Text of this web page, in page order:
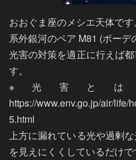
おおぐま座のメシエ天体です。
系外銀河のペア M81 (ボーデ
光害の対策を適正に行えば
す。
※光害とは
https://www.env.go.jp/air/life/
5.html
上方に漏れている光や過剰
を見えにくくしているだけで